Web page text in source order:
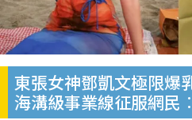
東張女神鄧凱文極限爆
海溝級事業線征服網民